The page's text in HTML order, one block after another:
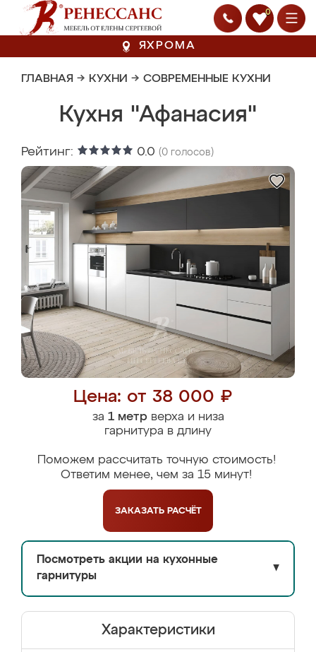
0
ЯХРОМА
ГЛАВНАЯ → КУХНИ → СОВРЕМЕННЫЕ КУХНИ
Кухня "Афанасия"
Рейтинг: 0.0 (0 голосов)
Цена: от 38 000 ₽
за 1 метрверха и низа
гарнитура в длину
Поможем рассчитать точную стоимость!
Ответим менее, чем за 15 минут!
ЗАКАЗАТЬ РАСЧЁТ
Посмотреть акции на кухонные
гарнитуры
▼
Характеристики